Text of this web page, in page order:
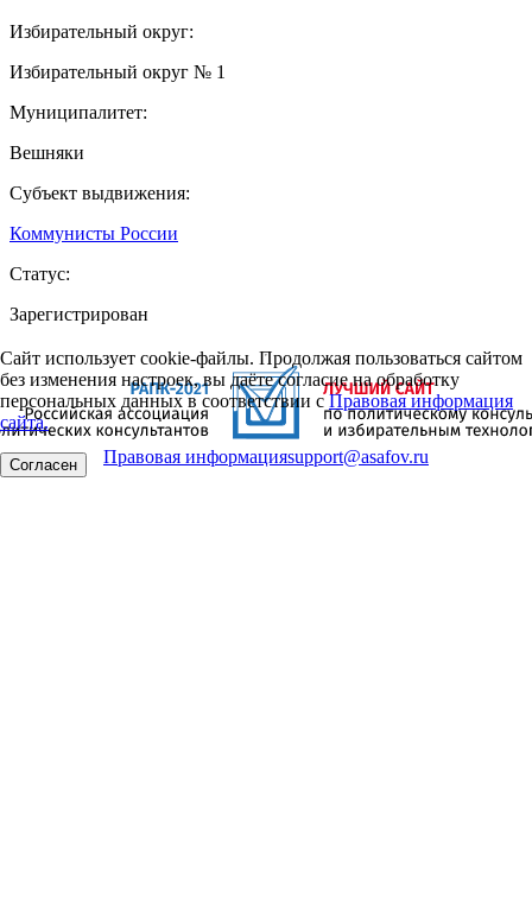
Избирательный округ:
Избирательный округ № 1
Муниципалитет:
Вешняки
Субъект выдвижения:
Коммунисты России
Статус:
Зарегистрирован
Сайт использует cookie-файлы. Продолжая пользоваться сайтом
без изменения настроек, вы даёте согласие на обработку
персональных данных в соответствии сПравовая информация
сайта.
Согласен Правовая информацияsupport@asafov.ru